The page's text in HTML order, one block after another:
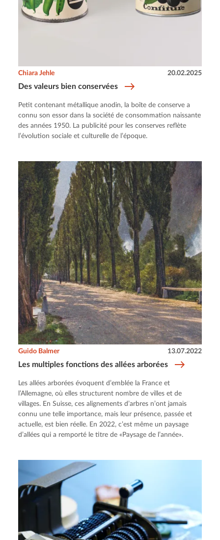
Des valeurs bien conservées
Chiara Jehle 20.02.2025
Petit contenant métallique anodin, la boîte de conserve a
connu son essor dans la société de consommation naissante
des années 1950. La publicité pour les conserves reflète
l’évolution sociale et culturelle de l’époque.
Les multiples fonctions des allées arborées
Guido Balmer 13.07.2022
Les allées arborées évoquent d’emblée la France et
l’Allemagne, où elles structurent nombre de villes et de
villages. En Suisse, ces alignements d’arbres n’ont jamais
connu une telle importance, mais leur présence, passée et
actuelle, est bien réelle. En 2022, c’est même un paysage
d’allées qui a remporté le titre de «Paysage de l’année».